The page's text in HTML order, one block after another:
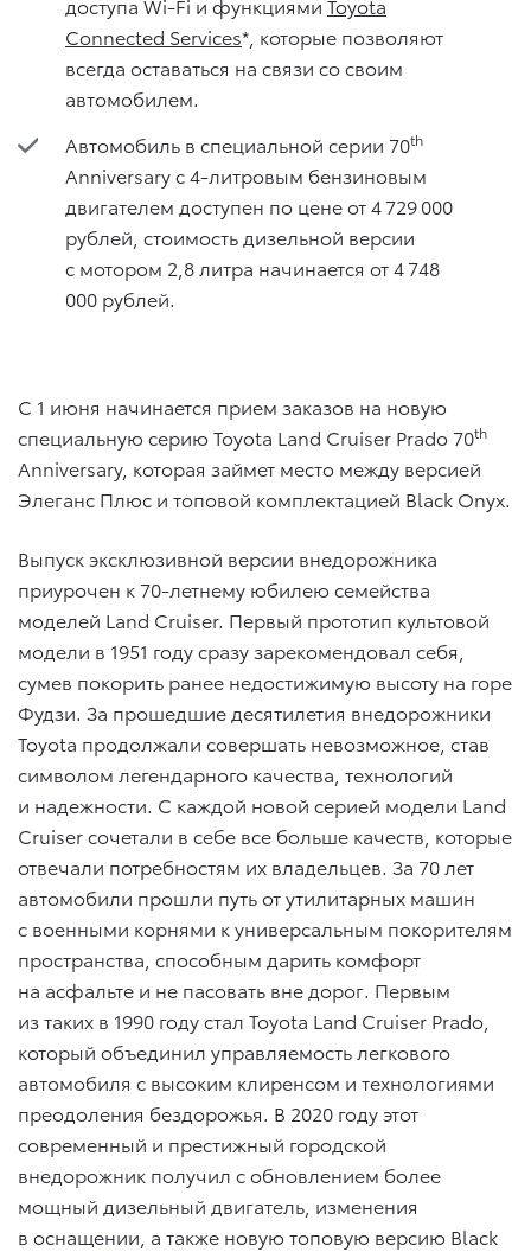
Connected Services*, которые позволяют
всегда оставаться на связи со своим
автомобилем.
Автомобиль в специальной серии 70th
Anniversary c 4-литровым бензиновым
двигателем доступен по цене от 4 729 000
рублей, стоимость дизельной версии
с мотором 2,8 литра начинается от 4 748
000 рублей.
С 1 июня начинается прием заказов на новую
специальную серию Toyota Land Cruiser Prado 70th
Anniversary, которая займет место между версией
Элеганс Плюс и топовой комплектацией Black Onyx.
Выпуск эксклюзивной версии внедорожника
приурочен к 70-летнему юбилею семейства
моделей Land Cruiser. Первый прототип культовой
модели в 1951 году сразу зарекомендовал себя,
сумев покорить ранее недостижимую высоту на горе
Фудзи. За прошедшие десятилетия внедорожники
Toyota продолжали совершать невозможное, став
символом легендарного качества, технологий
и надежности. С каждой новой серией модели Land
Cruiser сочетали в себе все больше качеств, которые
отвечали потребностям их владельцев. За 70 лет
автомобили прошли путь от утилитарных машин
с военными корнями к универсальным покорителям
пространства, способным дарить комфорт
на асфальте и не пасовать вне дорог. Первым
из таких в 1990 году стал Toyota Land Cruiser Prado,
который объединил управляемость легкового
автомобиля c высоким клиренсом и технологиями
преодоления бездорожья. В 2020 году этот
современный и престижный городской
внедорожник получил с обновлением более
мощный дизельный двигатель, изменения
в оснащении, а также новую топовую версию Black